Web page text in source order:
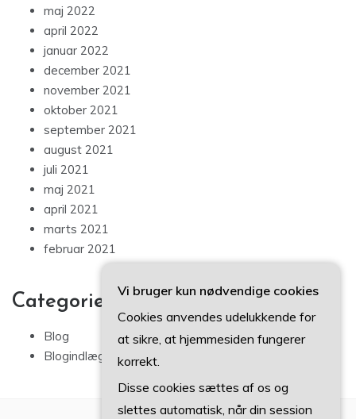
maj 2022
april 2022
januar 2022
december 2021
november 2021
oktober 2021
september 2021
august 2021
juli 2021
maj 2021
april 2021
marts 2021
februar 2021
Categories
Blog
Blogindlæg
Vi bruger kun nødvendige cookies
Cookies anvendes udelukkende for
at sikre, at hjemmesiden fungerer
korrekt.
Disse cookies sættes af os og
slettes automatisk, når din session